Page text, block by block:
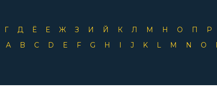
Г Д Ё Е Ж З И Й К Л М Н О П Р
A B C D E F G H I J K L M N O